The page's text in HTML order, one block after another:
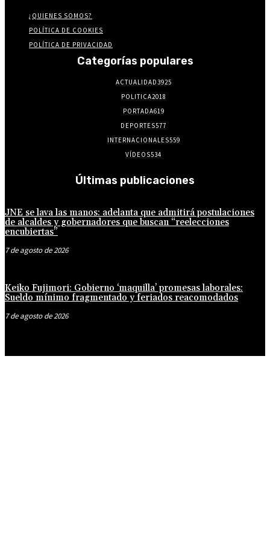
¿QUIENES SOMOS?
POLÍTICA DE COOKIES
POLÍTICA DE PRIVACIDAD
Categorías populares
ACTUALIDAD3925
POLITICA2018
PORTADA619
DEPORTES577
INTERNACIONALES559
VÍDEOS534
Últimas publicaciones
JNE se lava las manos: adelanta que admitirá postulaciones
de alcaldes y gobernadores que buscan “reelecciones
encubiertas”
7 de agosto de 2026
Keiko Fujimori: Gobierno ‘maquilla’ promesas laborales:
Sueldo mínimo fragmentado y feriados reacomodados
7 de agosto de 2026